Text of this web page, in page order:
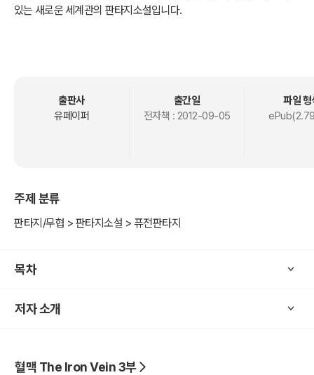
있는 새로운 세계관의 판타지소설입니다.
새 황제의 등극과 함께 맞은 제국은 부흥기를 맞았지만 미처 해결하지
못했던 수수께끼가, 제압하지 못한 세력이 아직 물밑에 남아있습니다.
되짚어가는 힘든 여정입니다.
1권 : 작은 여신의 무지개빛 눈물
4권 : 어머니와 딸들
출판사
유페이퍼
출간일
전자책 : 2012-09-05
파일 형
주제 분류
판타지/무협 > 판타지소설 > 퓨전판타지
목차
저자 소개
혈맥 The Iron Vein 3부